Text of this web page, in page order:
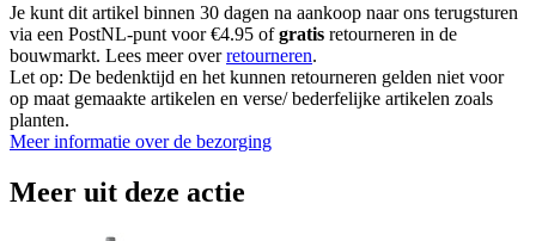
Je kunt dit artikel binnen 30 dagen na aankoop naar ons terugsturen
via een PostNL-punt voor €4.95 ofgratis retourneren in de
bouwmarkt. Lees meer overretourneren.
Let op: De bedenktijd en het kunnen retourneren gelden niet voor
op maat gemaakte artikelen en verse/ bederfelijke artikelen zoals
planten.
Meer informatie over de bezorging
Meer uit deze actie